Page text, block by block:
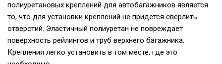
полиуретановых креплений для автобагажников является
то, что для установки креплений не придется сверлить
отверстий. Эластичный полиуретан не повреждает
поверхность рейлингов и труб верхнего багажника.
Крепления легко установить в том месте, где это